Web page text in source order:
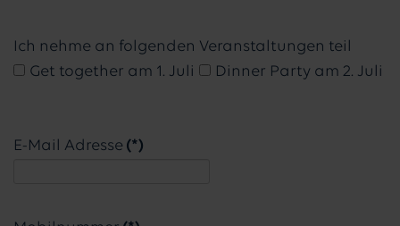
Ich nehme an folgenden Veranstaltungen teil
Get together am 1. Juli
Dinner Party am 2. Juli
E-Mail Adresse (*)